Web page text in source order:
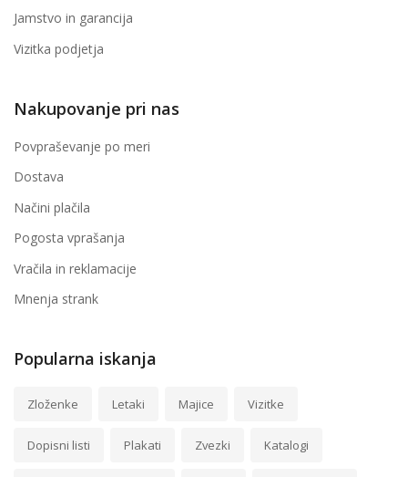
Jamstvo in garancija
Vizitka podjetja
Nakupovanje pri nas
Povpraševanje po meri
Dostava
Načini plačila
Pogosta vprašanja
Vračila in reklamacije
Mnenja strank
Popularna iskanja
Zloženke Letaki Majice Vizitke
Dopisni listi Plakati Zvezki Katalogi